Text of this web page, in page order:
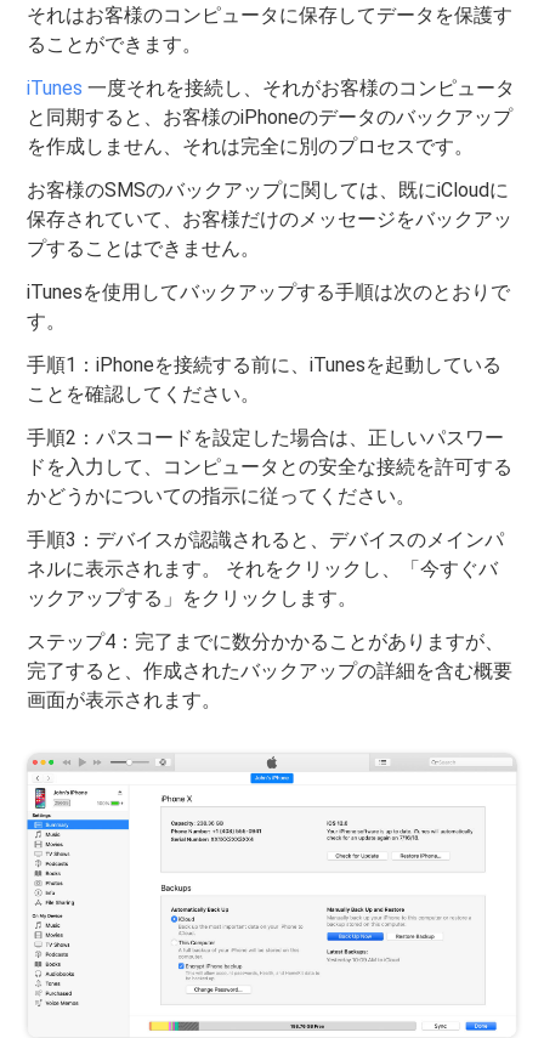
それはお客様のコンピュータに保存してデータを保護す
ることができます。
iTunes 一度それを接続し、それがお客様のコンピュータ
と同期すると、お客様のiPhoneのデータのバックアップ
を作成しません、それは完全に別のプロセスです。
お客様のSMSのバックアップに関しては、既にiCloudに
保存されていて、お客様だけのメッセージをバックアッ
プすることはできません。
iTunesを使用してバックアップする手順は次のとおりで
す。
手順1：iPhoneを接続する前に、iTunesを起動している
ことを確認してください。
手順2：パスコードを設定した場合は、正しいパスワー
ドを入力して、コンピュータとの安全な接続を許可する
かどうかについての指示に従ってください。
手順3：デバイスが認識されると、デバイスのメインパ
ネルに表示されます。 それをクリックし、「今すぐバ
ックアップする」をクリックします。
ステップ4：完了までに数分かかることがありますが、
完了すると、作成されたバックアップの詳細を含む概要
画面が表示されます。